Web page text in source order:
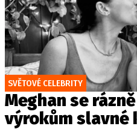
SVĚTOVÉ CELEBRITY
Meghan se
výrokům slavné